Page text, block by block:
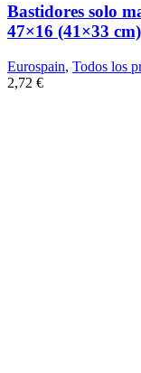
Bastidores solo
47×16 (41×33 cm)
Eurospain, Todos los
2,72 €